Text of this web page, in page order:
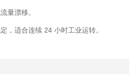
量漂移。
，适合连续 24 小时工业运转。